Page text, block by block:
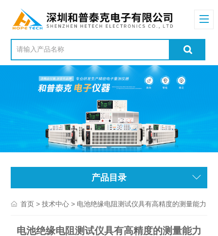
产品目录
首页 >技术中心 > 电池绝缘电阻测试仪具有高精度的测量能力
电池绝缘电阻测试仪具有高精度的测量能力